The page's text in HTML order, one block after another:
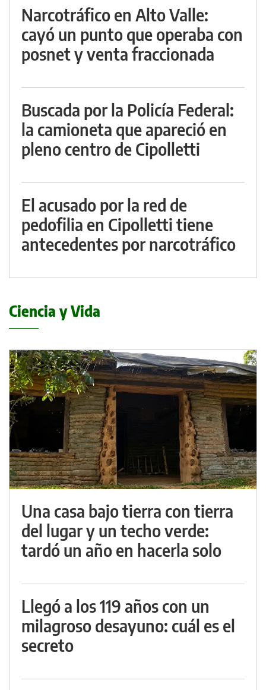
Narcotráfico en Alto Valle:
cayó un punto que operaba con
posnet y venta fraccionada
Buscada por la Policía Federal:
la camioneta que apareció en
pleno centro de Cipolletti
El acusado por la red de
pedofilia en Cipolletti tiene
antecedentes por narcotráfico
Ciencia y Vida
Una casa bajo tierra con tierra
del lugar y un techo verde:
tardó un año en hacerla solo
Llegó a los 119 años con un
milagroso desayuno: cuál es el
secreto